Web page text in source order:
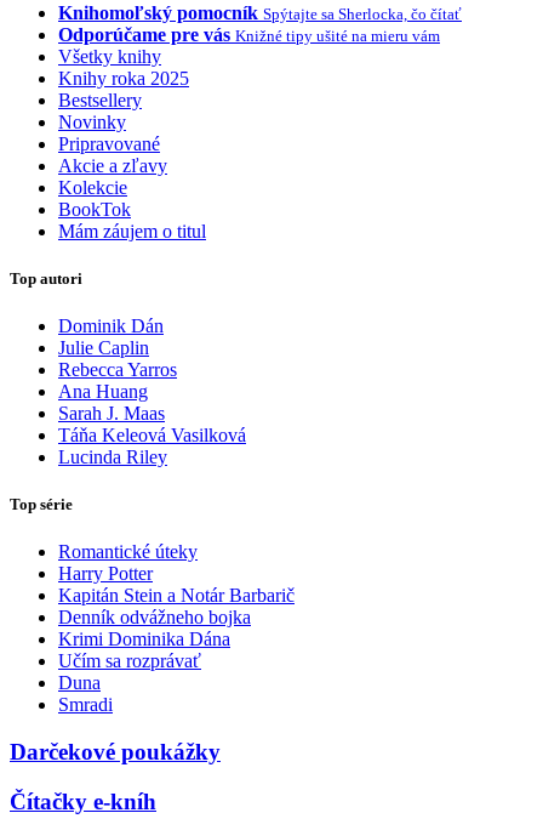
Knihomoľský pomocník Spýtajte sa Sherlocka, čo čítať
Odporúčame pre vás Knižné tipy ušité na mieru vám
Všetky knihy
Knihy roka 2025
Bestsellery
Novinky
Pripravované
Akcie a zľavy
Kolekcie
BookTok
Mám záujem o titul
Top autori
Dominik Dán
Julie Caplin
Rebecca Yarros
Ana Huang
Sarah J. Maas
Táňa Keleová Vasilková
Lucinda Riley
Top série
Romantické úteky
Harry Potter
Kapitán Stein a Notár Barbarič
Denník odvážneho bojka
Krimi Dominika Dána
Učím sa rozprávať
Duna
Smradi
Darčekové poukážky
Čítačky e-kníh